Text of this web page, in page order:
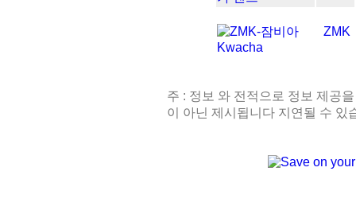
ZMK
주 : 정보 와 전적으로 정보 제공
이 아닌 제시됩니다 지연될 수 있